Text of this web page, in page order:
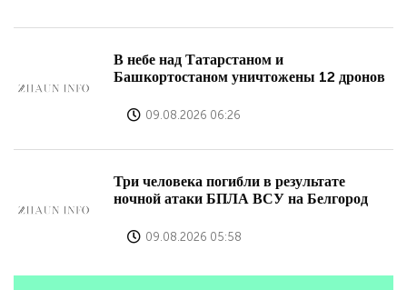
В небе над Татарстаном и
Башкортостаном уничтожены 12 дронов
09.08.2026 06:26
Три человека погибли в результате
ночной атаки БПЛА ВСУ на Белгород
09.08.2026 05:58